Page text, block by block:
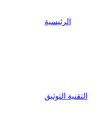
الرئيسية
التقنية التوثيق